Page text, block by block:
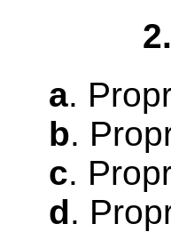
2
a.
b.
c.
d.